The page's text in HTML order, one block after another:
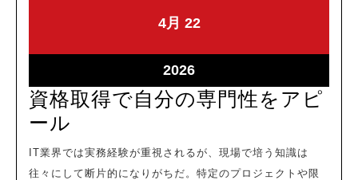
4月 2026-
22
222026-
20262026-
04-
22
資格取得で自分の専門性をアピ
ール
格
取
往々にして断片的になりがちだ。特定のプロジェクトや限